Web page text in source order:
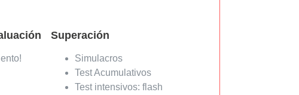
Superación
Simulacros
Test Acumulativos
Test intensivos: flash